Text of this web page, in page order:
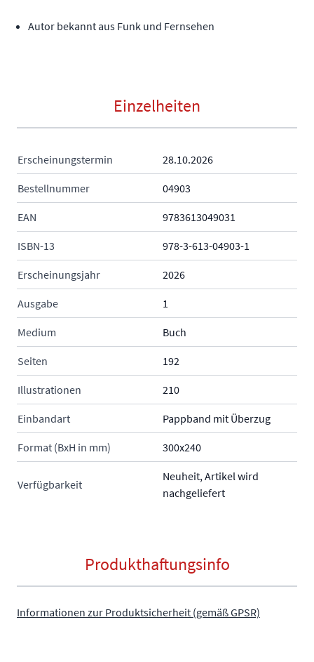
Autor bekannt aus Funk und Fernsehen
Einzelheiten
Erscheinungstermin 28.10.2026
Bestellnummer 04903
EAN 9783613049031
ISBN-13 978-3-613-04903-1
Erscheinungsjahr 2026
Ausgabe 1
Medium Buch
Seiten 192
Illustrationen 210
Einbandart Pappband mit Überzug
Format (BxH in mm) 300x240
Verfügbarkeit
Neuheit, Artikel wird
nachgeliefert
Produkthaftungsinfo
Informationen zur Produktsicherheit (gemäß GPSR)